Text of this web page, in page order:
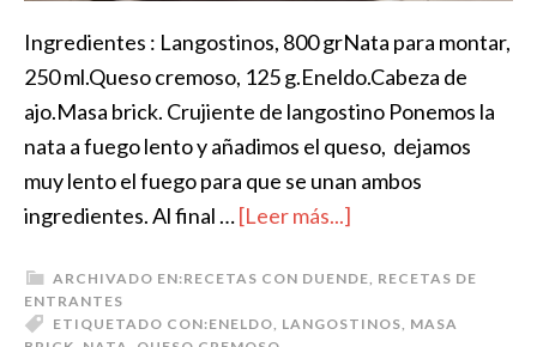
Ingredientes : Langostinos, 800 grNata para montar,
250 ml.Queso cremoso, 125 g.Eneldo.Cabeza de
ajo.Masa brick. Crujiente de langostino Ponemos la
nata a fuego lento y añadimos el queso, dejamos
muy lento el fuego para que se unan ambos
ingredientes. Al final …[Leer más...]
ARCHIVADO EN:RECETAS CON DUENDE RECETAS DE
ENTRANTES
ETIQUETADO CON:ENELDO LANGOSTINOS MASA